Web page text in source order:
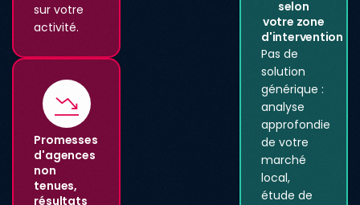
sur votre
activité.
Promesses
d'agences
non
tenues,
résultats
selon
votre zone
d'intervention
Pas de
solution
générique :
analyse
approfondie
de votre
marché
local,
étude de